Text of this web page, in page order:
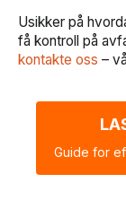
Usikker på
få kontroll på
kontakte oss –
Guide for